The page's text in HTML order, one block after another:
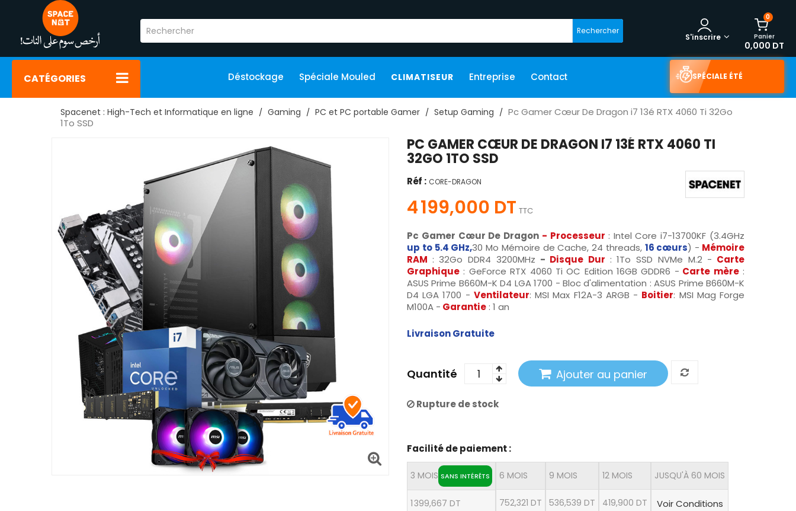
Rechercher
0
Panier
0,000 DT
S'inscrire
CATÉGORIES Déstockage Spéciale Mouled CLIMATISEUR Entreprise Contact SPÉCIALE ÉTÉ
Spacenet : High-Tech et Informatique en ligne Gaming PC et PC portable Gamer Setup Gaming
Pc Gamer Cœur De Dragon i7 13é RTX 4060 Ti 32Go
1To SSD
PC GAMER CŒUR DE DRAGON I7 13É RTX 4060 TI
32GO 1TO SSD
Réf : CORE-DRAGON
4 199,000 DT TTC
Pc Gamer Cœur De Dragon - Processeur : Intel Core i7-13700KF (3.4GHz
up to 5.4 GHz,30 Mo Mémoire de Cache, 24 threads, 16 cœurs) - Mémoire
RAM : 32Go DDR4 3200MHz - Disque Dur : 1To SSD NVMe M.2 - Carte
Graphique : GeForce RTX 4060 Ti OC Edition 16GB GDDR6 - Carte mère:
ASUS Prime B660M-K D4 LGA 1700 - Bloc d'alimentation : ASUS Prime B660M-K
D4 LGA 1700 - Ventilateur: MSI Max F12A-3 ARGB - Boitier: MSI Mag Forge
M100A - Garantie : 1 an
Livraison Gratuite
Quantité Ajouter au panier
Rupture de stock
Facilité de paiement :
3 MOIS SANS INTÉRÊTS
1 399,667 DT
6 MOIS
752,321 DT
9 MOIS
536,539 DT
12 MOIS
419,900 DT
JUSQU'À 60 MOIS
Voir Conditions